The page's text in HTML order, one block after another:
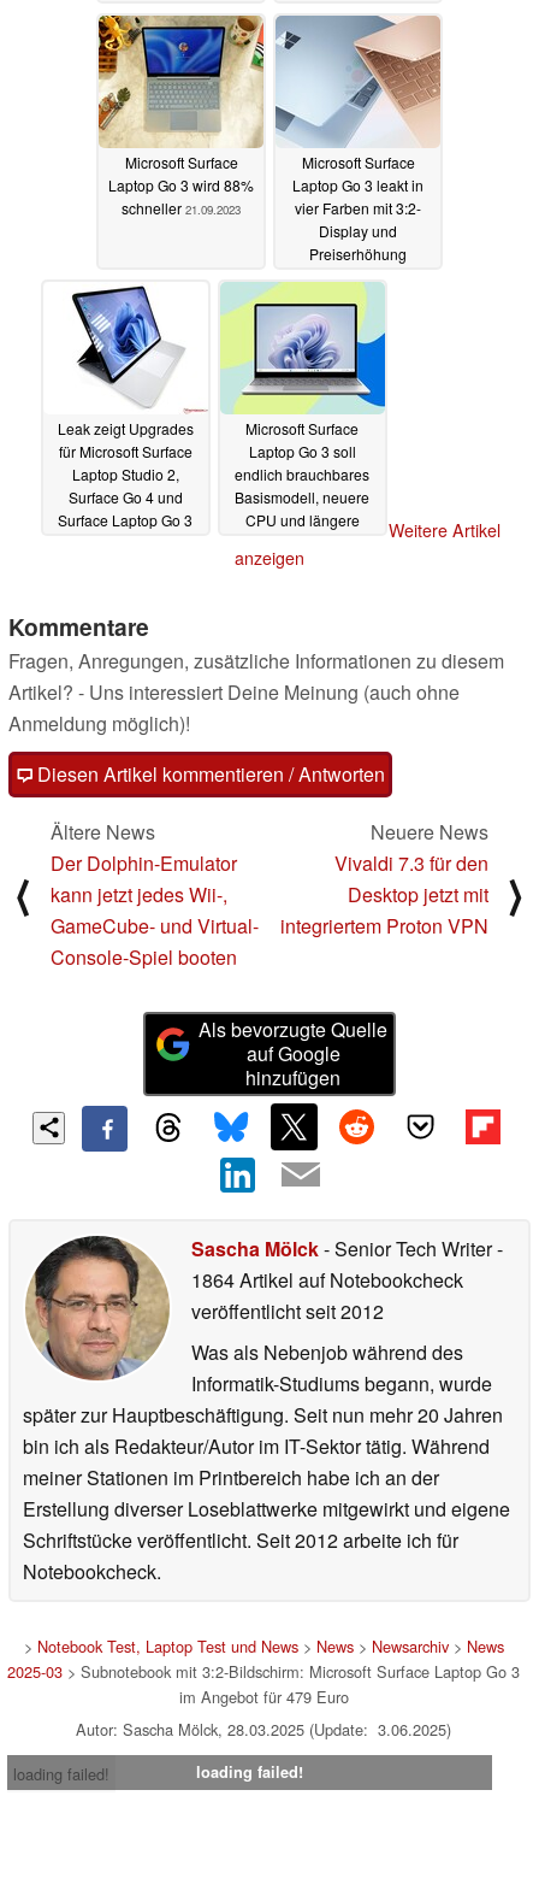
09.10.2023
Microsoft Surface
Laptop Go 3 wird 88%
schneller 21.09.2023
Microsoft Surface
Laptop Go 3 leakt in
vier Farben mit 3:2-
Display und
Preiserhöhung
14.09.2023
Leak zeigt Upgrades
für Microsoft Surface
Laptop Studio 2,
Surface Go 4 und
Surface Laptop Go 3
Microsoft Surface
Laptop Go 3 soll
endlich brauchbares
Basismodell, neuere
CPU und längere
01.08.2023
Weitere Artikel
anzeigen
Kommentare
Fragen, Anregungen, zusätzliche Informationen zu diesem
Artikel? - Uns interessiert Deine Meinung (auch ohne
Anmeldung möglich)!
Diesen Artikel kommentieren / Antworten
⟨
Ältere News
Der Dolphin-Emulator
kann jetzt jedes Wii-,
GameCube- und Virtual-
Console-Spiel booten
Neuere News
Vivaldi 7.3 für den
Desktop jetzt mit
integriertem Proton VPN
⟩
Als bevorzugte Quelle
auf Google
hinzufügen
Sascha Mölck- Senior Tech Writer-
1864 Artikel auf Notebookcheck
veröffentlichtseit 2012
Was als Nebenjob während des
Informatik-Studiums begann, wurde
später zur Hauptbeschäftigung. Seit nun mehr 20 Jahren
bin ich als Redakteur/Autor im IT-Sektor tätig. Während
meiner Stationen im Printbereich habe ich an der
Erstellung diverser Loseblattwerke mitgewirkt und eigene
Schriftstücke veröffentlicht. Seit 2012 arbeite ich für
Notebookcheck.
> Notebook Test, Laptop Test und News> News> Newsarchiv> News
2025-03 > Subnotebook mit 3:2-Bildschirm: Microsoft Surface Laptop Go 3
im Angebot für 479 Euro
Autor: Sascha Mölck, 28.03.2025 (Update: 3.06.2025)
loading failed!
loading failed!